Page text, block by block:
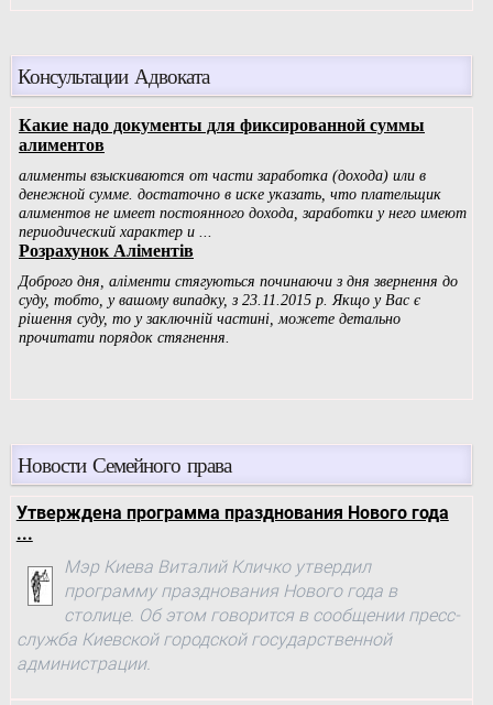
Консультации Адвоката
Новости Семейного права
Утверждена программа празднования Нового года
...
Мэр Киева Виталий Кличко утвердил
программу празднования Нового года в
столице. Об этом говорится в сообщении пресс-
служба Киевской городской государственной
администрации.